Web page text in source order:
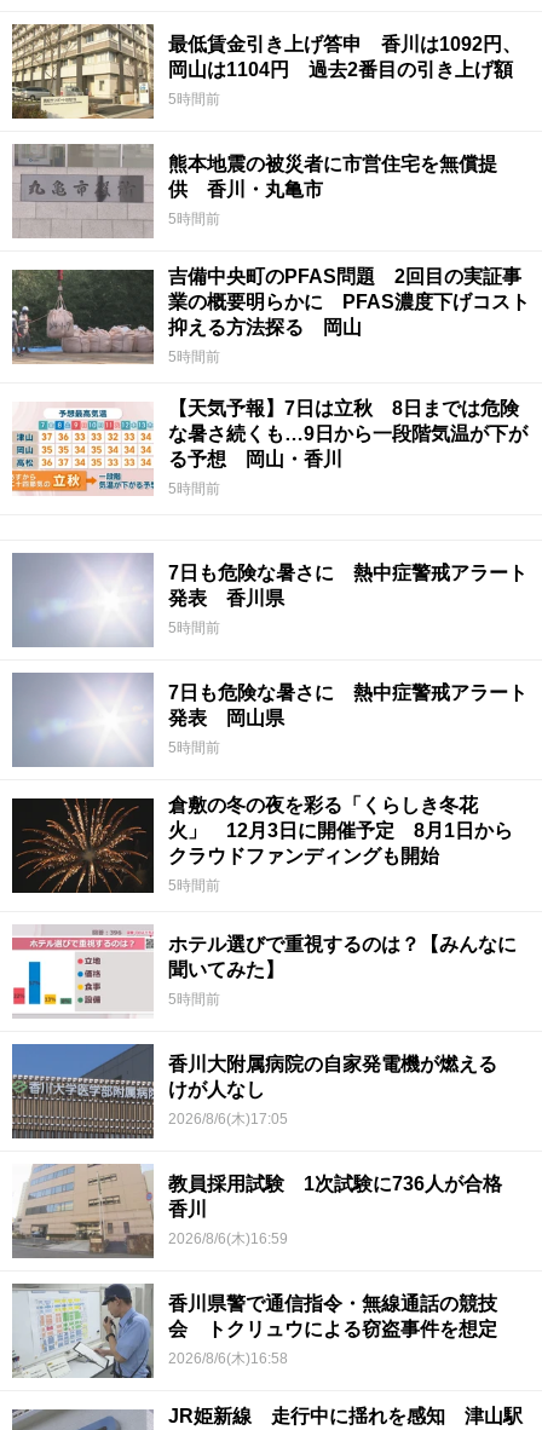
最低賃金引き上げ答申 香川は1092円、
岡山は1104円 過去2番目の引き上げ額
5時間前
熊本地震の被災者に市営住宅を無償提
供 香川・丸亀市
5時間前
吉備中央町のPFAS問題 2回目の実証事
業の概要明らかに PFAS濃度下げコスト
抑える方法探る 岡山
5時間前
【天気予報】7日は立秋 8日までは危険
な暑さ続くも…9日から一段階気温が下が
る予想 岡山・香川
5時間前
7日も危険な暑さに 熱中症警戒アラート
発表 香川県
5時間前
7日も危険な暑さに 熱中症警戒アラート
発表 岡山県
5時間前
倉敷の冬の夜を彩る「くらしき冬花
火」 12月3日に開催予定 8月1日から
クラウドファンディングも開始
5時間前
ホテル選びで重視するのは？【みんなに
聞いてみた】
5時間前
香川大附属病院の自家発電機が燃える
けが人なし
2026/8/6(木)17:05
教員採用試験 1次試験に736人が合格
香川
2026/8/6(木)16:59
香川県警で通信指令・無線通話の競技
会 トクリュウによる窃盗事件を想定
2026/8/6(木)16:58
JR姫新線 走行中に揺れを感知 津山駅